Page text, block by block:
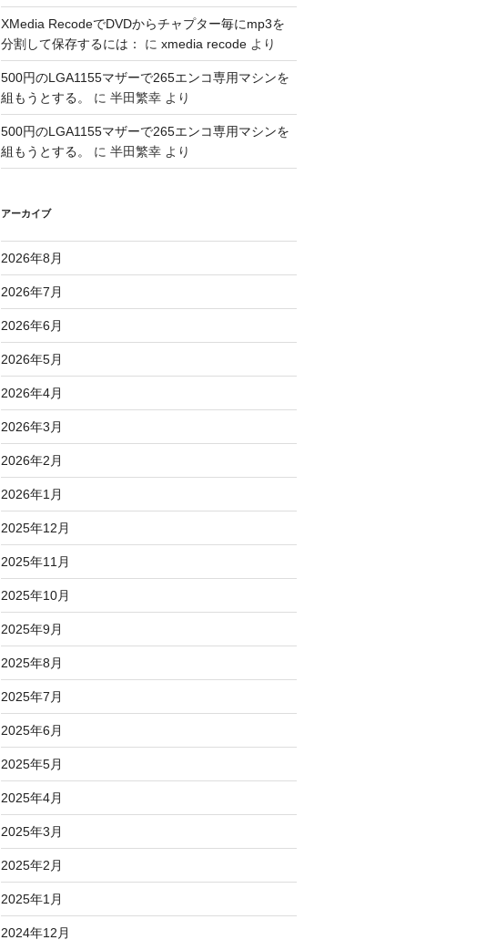
XMedia RecodeでDVDからチャプター毎にmp3を
分割して保存するには：
に xmedia recodeより
500円のLGA1155マザーで265エンコ専用マシンを
組もうとする。
に 半田繁幸より
500円のLGA1155マザーで265エンコ専用マシンを
組もうとする。
に 半田繁幸より
アーカイブ
2026年8月
2026年7月
2026年6月
2026年5月
2026年4月
2026年3月
2026年2月
2026年1月
2025年12月
2025年11月
2025年10月
2025年9月
2025年8月
2025年7月
2025年6月
2025年5月
2025年4月
2025年3月
2025年2月
2025年1月
2024年12月